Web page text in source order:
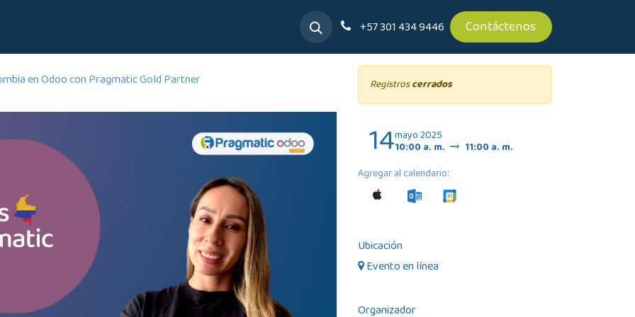
+57 301 434 9446 Contáctenos
en Odoo con Pragmatic Gold Partner Registroscerrados
14mayo 2025
10:00 a. m.
11:00 a. m.
Agregar al calendario:
Ubicación
Evento en línea
Organizador